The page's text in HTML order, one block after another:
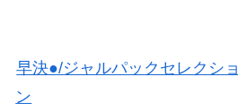
早決●/ジャルパックセレクショ
ン